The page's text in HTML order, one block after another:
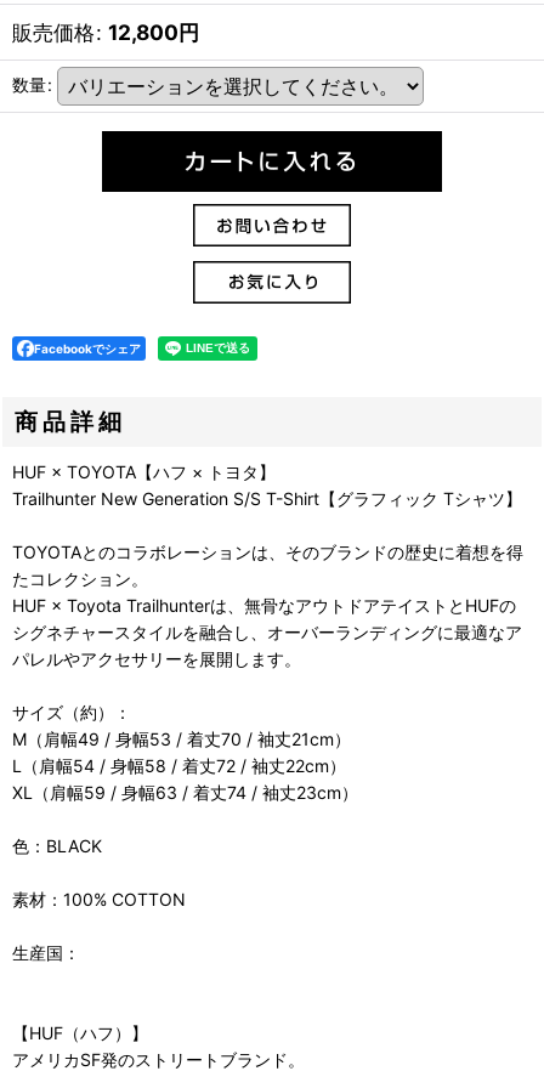
販売価格: 12,800円
数量:
Facebookでシェア
商品詳細
HUF × TOYOTA【ハフ × トヨタ】
Trailhunter New Generation S/S T-Shirt【グラフィック Tシャツ】
TOYOTAとのコラボレーションは、そのブランドの歴史に着想を得
たコレクション。
HUF × Toyota Trailhunterは、無骨なアウトドアテイストとHUFの
シグネチャースタイルを融合し、オーバーランディングに最適なア
パレルやアクセサリーを展開します。
サイズ（約）：
M（肩幅49 / 身幅53 / 着丈70 / 袖丈21cm）
L（肩幅54 / 身幅58 / 着丈72 / 袖丈22cm）
XL（肩幅59 / 身幅63 / 着丈74 / 袖丈23cm）
色：BLACK
素材：100% COTTON
生産国：
【HUF（ハフ）】
アメリカSF発のストリートブランド。